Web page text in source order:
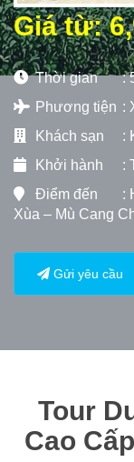
Giá từ:
Thời gian
:
Phương tiện :
Khách sạn
:
Khởi hành
:
Điểm đến
:
Xùa – Mù Cang
Gửi yêu cầu
Tour
Cao